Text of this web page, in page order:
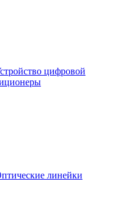
цифровой
линейки